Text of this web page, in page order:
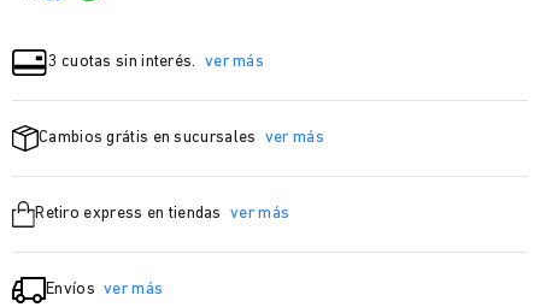
3 cuotas sin interés. ver más
Cambios grátis en sucursales ver más
Retiro express en tiendas ver más
Envíos ver más